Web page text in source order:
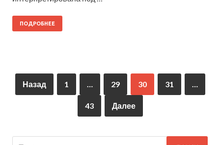
ПОДРОБНЕЕ
Назад 1 … 29 30 31 …
43 Далее